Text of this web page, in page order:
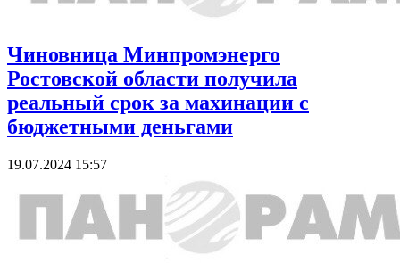
Чиновница Минпромэнерго
Ростовской области получила
реальный срок за махинации с
бюджетными деньгами
19.07.2024 15:57